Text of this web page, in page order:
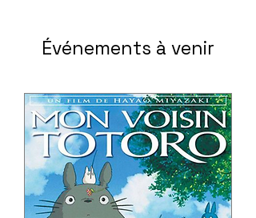
Événements à venir